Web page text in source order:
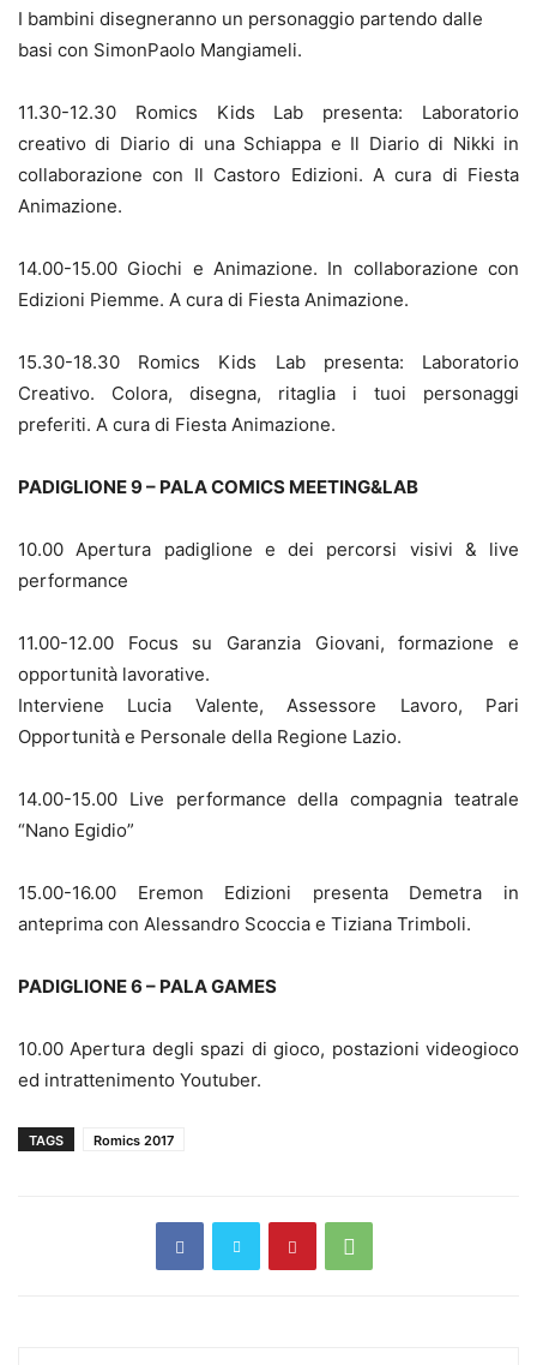
I bambini disegneranno un personaggio partendo dalle
basi con SimonPaolo Mangiameli.
11.30-12.30 Romics Kids Lab presenta: Laboratorio
creativo di Diario di una Schiappa e Il Diario di Nikki in
collaborazione con Il Castoro Edizioni. A cura di Fiesta
Animazione.
14.00-15.00 Giochi e Animazione. In collaborazione con
Edizioni Piemme. A cura di Fiesta Animazione.
15.30-18.30 Romics Kids Lab presenta: Laboratorio
Creativo. Colora, disegna, ritaglia i tuoi personaggi
preferiti. A cura di Fiesta Animazione.
PADIGLIONE 9 – PALA COMICS MEETING&LAB
10.00 Apertura padiglione e dei percorsi visivi & live
performance
11.00-12.00 Focus su Garanzia Giovani, formazione e
opportunità lavorative.
Interviene Lucia Valente, Assessore Lavoro, Pari
Opportunità e Personale della Regione Lazio.
14.00-15.00 Live performance della compagnia teatrale
“Nano Egidio”
15.00-16.00 Eremon Edizioni presenta Demetra in
anteprima con Alessandro Scoccia e Tiziana Trimboli.
PADIGLIONE 6 – PALA GAMES
10.00 Apertura degli spazi di gioco, postazioni videogioco
ed intrattenimento Youtuber.
TAGS Romics 2017